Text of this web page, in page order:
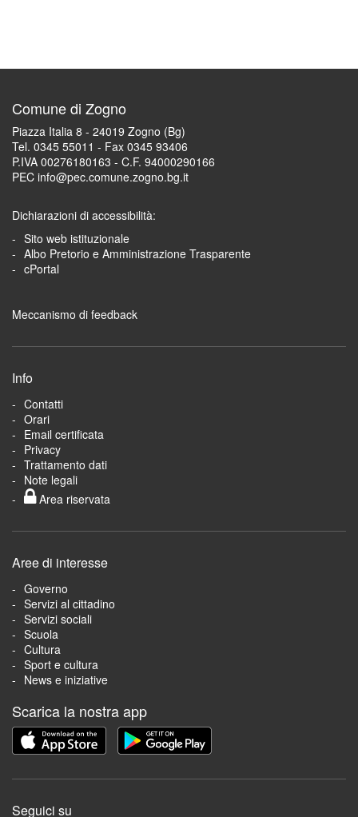
Comune di Zogno
Piazza Italia 8 - 24019 Zogno (Bg)
Tel. 0345 55011 - Fax 0345 93406
P.IVA 00276180163 - C.F. 94000290166
PEC info@pec.comune.zogno.bg.it
Dichiarazioni di accessibilità:
Sito web istituzionale
Albo Pretorio e Amministrazione Trasparente
cPortal
Meccanismo di feedback
Info
Contatti
Orari
Email certificata
Privacy
Trattamento dati
Note legali
Area riservata
Aree di interesse
Governo
Servizi al cittadino
Servizi sociali
Scuola
Cultura
Sport e cultura
News e iniziative
Scarica la nostra app
Seguici su